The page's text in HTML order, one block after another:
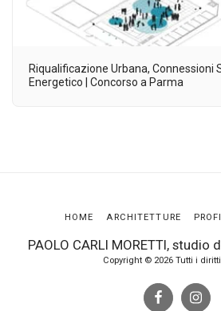
Riqualificazione Urbana, Connessioni
Energetico | Concorso a Parma
PAOLO CARLI MORETTI,
Copyright © 2026 Tutti i
HOME ARCHITETTURE